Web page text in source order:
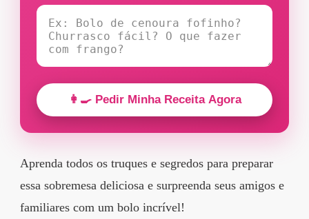
👩‍🍳 Pedir Minha Receita Agora
Aprenda todos os truques e segredos para preparar
essa sobremesa deliciosa e surpreenda seus amigos e
familiares com um bolo incrível!